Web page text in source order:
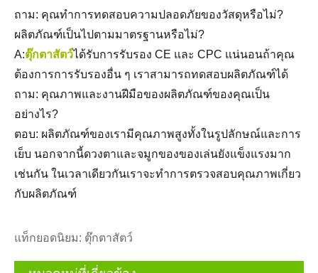
ถาม: คุณทำการทดสอบความปลอดภัยของวัสดุหรือไม่?
ผลิตภัณฑ์เป็นไปตามมาตรฐานหรือไม่?
A:ตุ๊กตาสัตว์ได้รับการรับรอง CE และ CPC แน่นอนถ้าคุณ
ต้องการการรับรองอื่น ๆ เราสามารถทดสอบผลิตภัณฑ์ได้
ถาม: คุณภาพและงานฝีมือของผลิตภัณฑ์ของคุณเป็น
อย่างไร?
ตอบ: ผลิตภัณฑ์ของเรามีคุณภาพสูงทั้งในรูปลักษณ์และการ
เย็บ นอกจากนี้ดวงตาและจมูกของของเล่นยังแข็งแรงมาก
เช่นกัน ในเวลาเดียวกันเราจะทำการตรวจสอบคุณภาพเกี่ยว
กับผลิตภัณฑ์
แท็กยอดนิยม: ตุ๊กตาสัตว์